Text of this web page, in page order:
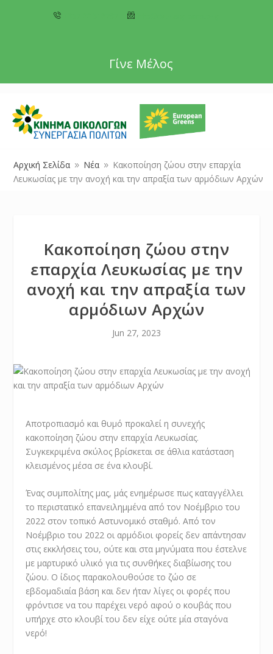
Γίνε Μέλος
Αρχική Σελίδα 9 Νέα 9
Κακοποίηση ζώου στην επαρχία
Λευκωσίας με την ανοχή και την απραξία των αρμόδιων Αρχών
Κακοποίηση ζώου στην
επαρχία Λευκωσίας με την
ανοχή και την απραξία των
αρμόδιων Αρχών
Jun 27, 2023
Αποτροπιασμό και θυμό προκαλεί η συνεχής
κακοποίηση ζώου στην επαρχία Λευκωσίας.
Συγκεκριμένα σκύλος βρίσκεται σε άθλια κατάσταση
κλεισμένος μέσα σε ένα κλουβί.
Ένας συμπολίτης μας, μάς ενημέρωσε πως καταγγέλλει
το περιστατικό επανειλημμένα από τον Νοέμβριο του
2022 στον τοπικό Αστυνομικό σταθμό. Από τον
Νοέμβριο του 2022 οι αρμόδιοι φορείς δεν απάντησαν
στις εκκλήσεις του, ούτε και στα μηνύματα που έστελνε
με μαρτυρικό υλικό για τις συνθήκες διαβίωσης του
ζώου. Ο ίδιος παρακολουθούσε το ζώο σε
εβδομαδιαία βάση και δεν ήταν λίγες οι φορές που
φρόντισε να του παρέχει νερό αφού ο κουβάς που
υπήρχε στο κλουβί του δεν είχε ούτε μία σταγόνα
νερό!